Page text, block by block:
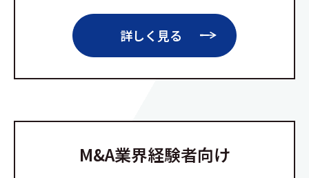
詳しく見る
M&A業界経験者向け